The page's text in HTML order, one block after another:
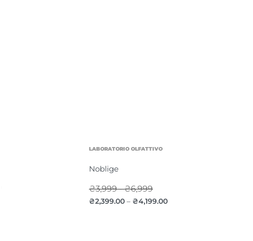
LABORATORIO OLFATTIVO
Noblige
₴3,999 - ₴6,999
₴2,399.00 – ₴4,199.00